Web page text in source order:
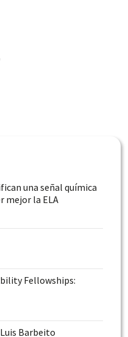
una señal química
mejor la ELA
Fellowships:
Barbeito